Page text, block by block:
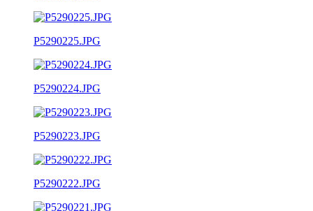
P5290225.JPG
P5290224.JPG
P5290223.JPG
P5290222.JPG